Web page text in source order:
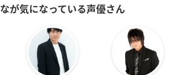
が気になっている声優さん